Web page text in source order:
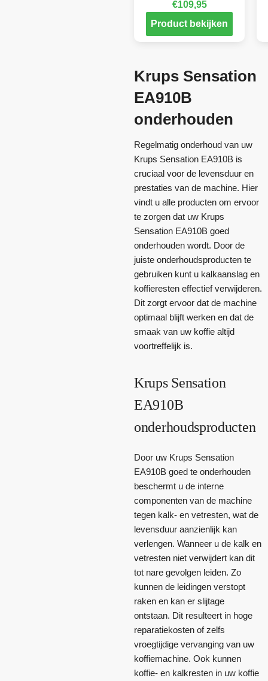
€109,95
Product bekijken
Krups Sensation
EA910B
onderhouden
Regelmatig onderhoud van uw
Krups Sensation EA910B is
cruciaal voor de levensduur en
prestaties van de machine. Hier
vindt u alle producten om ervoor
te zorgen dat uw Krups
Sensation EA910B goed
onderhouden wordt. Door de
juiste onderhoudsproducten te
gebruiken kunt u kalkaanslag en
koffieresten effectief verwijderen.
Dit zorgt ervoor dat de machine
optimaal blijft werken en dat de
smaak van uw koffie altijd
voortreffelijk is.
Krups Sensation
EA910B
onderhoudsproducten
Door uw Krups Sensation
EA910B goed te onderhouden
beschermt u de interne
componenten van de machine
tegen kalk- en vetresten, wat de
levensduur aanzienlijk kan
verlengen. Wanneer u de kalk en
vetresten niet verwijdert kan dit
tot nare gevolgen leiden. Zo
kunnen de leidingen verstopt
raken en kan er slijtage
ontstaan. Dit resulteert in hoge
reparatiekosten of zelfs
vroegtijdige vervanging van uw
koffiemachine. Ook kunnen
koffie- en kalkresten in uw koffie